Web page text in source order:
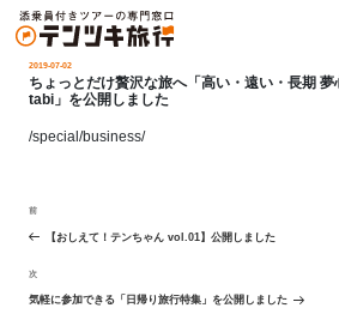
投
稿
日:
2019-07-02
ちょっとだけ贅沢な旅へ「高い・遠い・長期
tabi」を公開しました
/special/business/
稿
ナ
ー
シ
過
去
投
稿
前
【おしえて！テンちゃん vol.01】公開しました
次
の
次
気軽に参加できる「日帰り旅行特集」を公開しました